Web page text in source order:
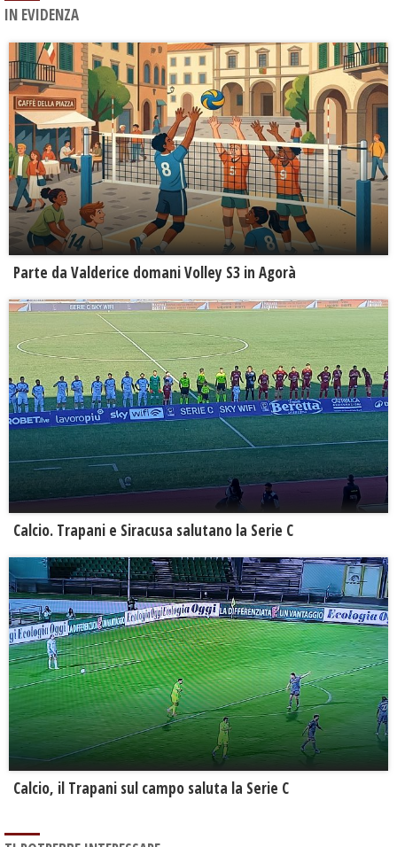
IN EVIDENZA
Parte da Valderice domani Volley S3 in Agorà
Calcio. Trapani e Siracusa salutano la Serie C
Calcio, il Trapani sul campo saluta la Serie C